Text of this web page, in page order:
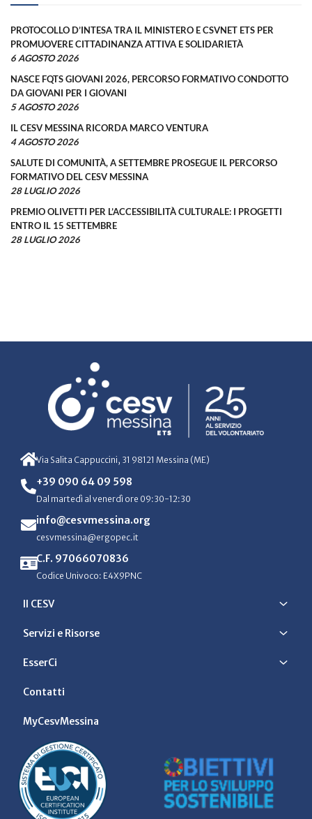
PROTOCOLLO D’INTESA TRA IL MINISTERO E CSVNET ETS PER
PROMUOVERE CITTADINANZA ATTIVA E SOLIDARIETÀ
6 AGOSTO 2026
NASCE FQTS GIOVANI 2026, PERCORSO FORMATIVO CONDOTTO
DA GIOVANI PER I GIOVANI
5 AGOSTO 2026
IL CESV MESSINA RICORDA MARCO VENTURA
4 AGOSTO 2026
SALUTE DI COMUNITÀ, A SETTEMBRE PROSEGUE IL PERCORSO
FORMATIVO DEL CESV MESSINA
28 LUGLIO 2026
PREMIO OLIVETTI PER L’ACCESSIBILITÀ CULTURALE: I PROGETTI
ENTRO IL 15 SETTEMBRE
28 LUGLIO 2026
Via Salita Cappuccini, 31 98121 Messina (ME)
+39 090 64 09 598
Dal martedì al venerdì ore 09:30-12:30
info@cesvmessina.org
cesvmessina@ergopec.it
C.F. 97066070836
Codice Univoco: E4X9PNC
Il CESV
Servizi e Risorse
EsserCi
Contatti
MyCesvMessina